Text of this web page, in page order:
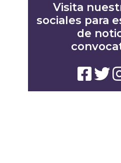
Visita
sociales para
de